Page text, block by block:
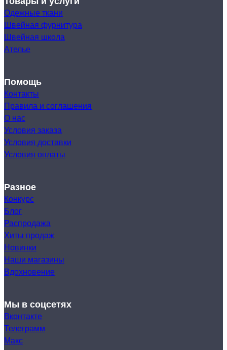
Одежные ткани
Швейная фурнитура
Швейная школа
Ателье
Помощь
Контакты
Правила и соглашения
О нас
Условия заказа
Условия доставки
Условия оплаты
Разное
Конкурс
Блог
Распродажа
Хиты продаж
Новинки
Наши магазины
Вдохновение
Мы в соцсетях
Вконтакте
Телеграмм
Макс